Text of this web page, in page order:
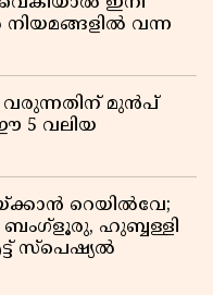
വന്ന
മുൻപ്
5 വലിയ
റെയിൽവേ;
ബംഗ്ളൂരു, ഹുബ്ബള്ളി
സ്പെഷ്യൽ